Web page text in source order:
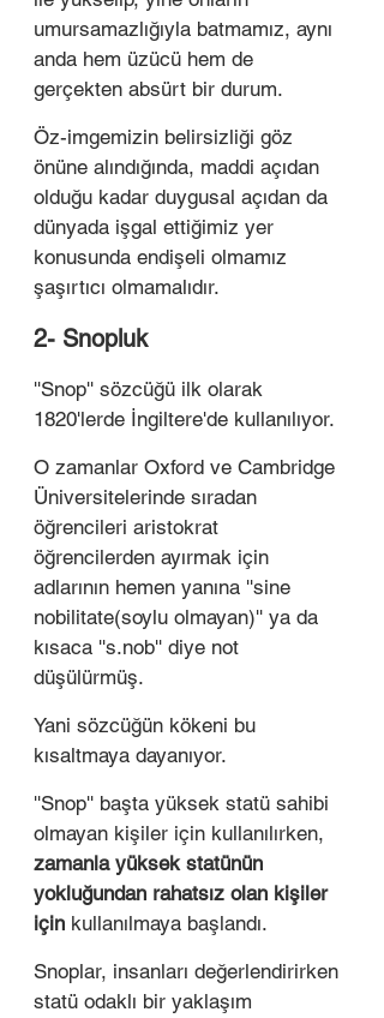
umursamazlığıyla batmamız, aynı
anda hem üzücü hem de
gerçekten absürt bir durum.
Öz-imgemizin belirsizliği göz
önüne alındığında, maddi açıdan
olduğu kadar duygusal açıdan da
dünyada işgal ettiğimiz yer
konusunda endişeli olmamız
şaşırtıcı olmamalıdır.
2- Snopluk
''Snop'' sözcüğü ilk olarak
1820'lerde İngiltere'de kullanılıyor.
O zamanlar Oxford ve Cambridge
Üniversitelerinde sıradan
öğrencileri aristokrat
öğrencilerden ayırmak için
adlarının hemen yanına ''sine
nobilitate(soylu olmayan)'' ya da
kısaca ''s.nob'' diye not
düşülürmüş.
Yani sözcüğün kökeni bu
kısaltmaya dayanıyor.
''Snop'' başta yüksek statü sahibi
olmayan kişiler için kullanılırken,
zamanla yüksek statünün
yokluğundan rahatsız olan kişiler
için kullanılmaya başlandı.
Snoplar, insanları değerlendirirken
statü odaklı bir yaklaşım